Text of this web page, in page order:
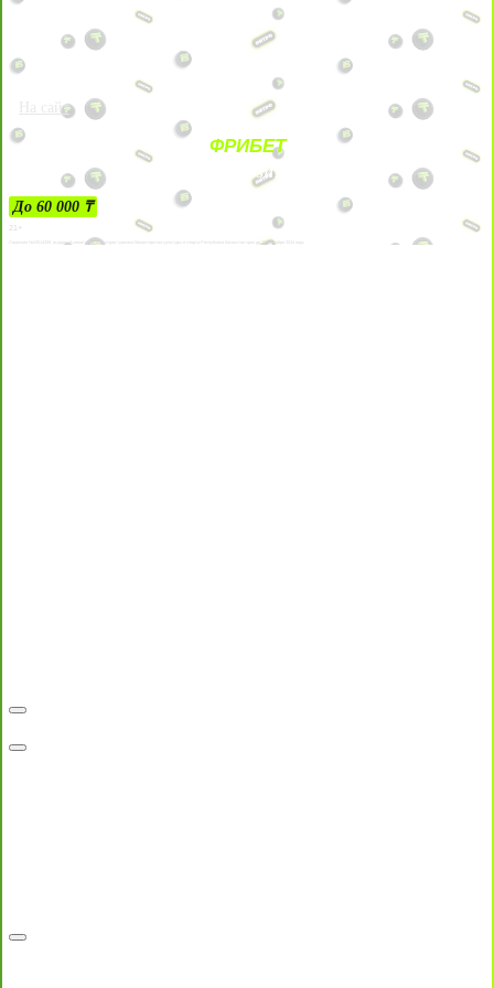
На сайт
ФРИБЕТ
ЗА ДЕПОЗИТЫ
До 60 000 ₸
21+
Лицензии №24514359, выданной комитетом индустрии туризма Министерства культуры и спорта Республики Казахстан срок до 27 сентября 2034 года.